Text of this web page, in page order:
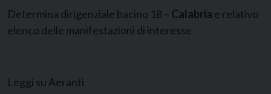
Determina dirigenziale bacino 18 – Calabria e relativo
elenco delle manifestazioni di interesse
Leggi su Aeranti